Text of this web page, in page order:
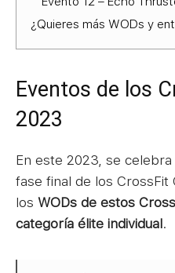
¿Quieres más WODs y
Eventos de los
2023
En este 2023, se celebra
fase final de los CrossFit
los WODs de estos
categoría élite individual.